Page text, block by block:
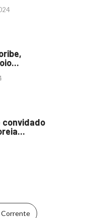
convidado
Corrente